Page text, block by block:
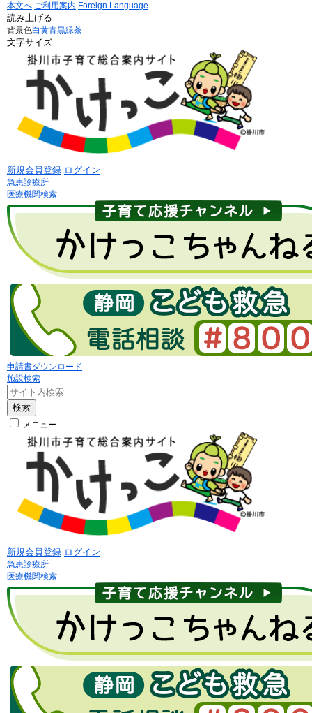
本文へ ご利用案内 Foreign Language
読み上げる
背景色白黄青黒緑茶
文字サイズ
新規会員登録 ログイン
急患診療所
医療機関検索
申請書ダウンロード
施設検索
検索
メニュー
新規会員登録 ログイン
急患診療所
医療機関検索